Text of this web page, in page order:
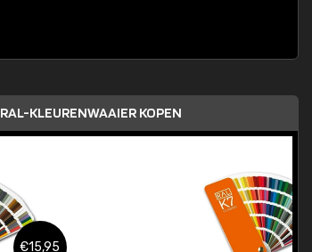
RAL-KLEURENWAAIER KOPEN
€15,95